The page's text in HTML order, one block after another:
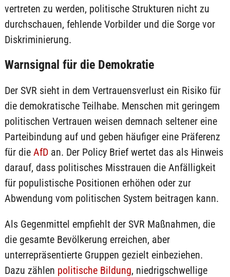
vertreten zu werden, politische Strukturen nicht zu
durchschauen, fehlende Vorbilder und die Sorge vor
Diskriminierung.
Warnsignal für die Demokratie
Der SVR sieht in dem Vertrauensverlust ein Risiko für
die demokratische Teilhabe. Menschen mit geringem
politischen Vertrauen weisen demnach seltener eine
Parteibindung auf und geben häufiger eine Präferenz
für die AfDan. Der Policy Brief wertet das als Hinweis
darauf, dass politisches Misstrauen die Anfälligkeit
für populistische Positionen erhöhen oder zur
Abwendung vom politischen System beitragen kann.
Als Gegenmittel empfiehlt der SVR Maßnahmen, die
die gesamte Bevölkerung erreichen, aber
unterrepräsentierte Gruppen gezielt einbeziehen.
Dazu zählen politische Bildung, niedrigschwellige